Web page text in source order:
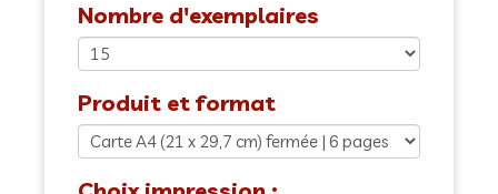
Nombre d'exemplaires
Produit et format